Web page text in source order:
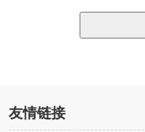
友情链接